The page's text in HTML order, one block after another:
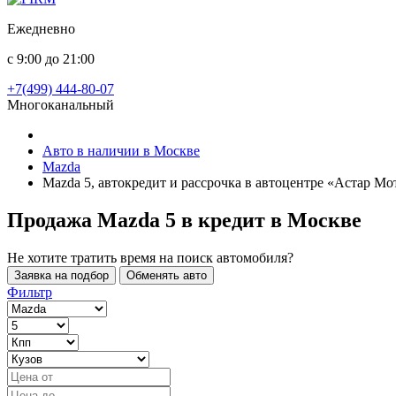
Ежедневно
с 9:00 до 21:00
+7(499) 444-80-07
Многоканальный
Авто в наличии в Москве
Mazda
Mazda 5, автокредит и рассрочка в автоцентре «Астар
Продажа Mazda 5 в кредит в Москве
Не хотите тратить время на поиск автомобиля?
Заявка на подбор Обменять авто
Фильтр